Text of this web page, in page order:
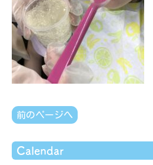
前のページへ
Calendar